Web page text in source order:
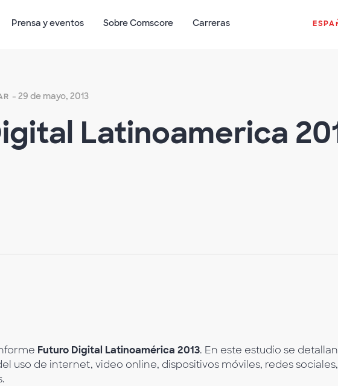
Prensa y eventos Sobre Comscore Carreras
- 29 de mayo, 2013
Latinoamerica
Futuro Digital Latinoamérica 2013. En este estudio se
uso de internet, video online, dispositivos móviles, redes sociales,